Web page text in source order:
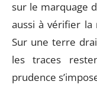
sur le marquage
aussi à vérifier la
Sur une terre
les traces
prudence